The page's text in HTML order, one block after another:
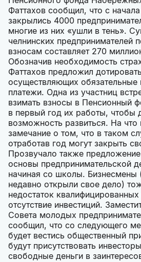
Фаттахов сообщил, что с
закрылись 4000
многие из них «ушли в тень».
челнинских предпринимателей
взносам составляет 270
Обозначив необходимость
Фаттахов предложил
осуществляющих обязательные
платежи. Одна из участниц
взимать взносы в Пенсионный
в первый год их работы, чтобы
возможность развиться. На что
замечание о том, что в таком
отработав год могут закрыть
Прозвучало также
основы предпринимательской
начиная со школы. Бизнесмены
недавно открыли свое дело)
недостаток
отсутствие инвестиций.
Совета молодых
сообщил, что со следующего
будет вестись общественный
будут присутствовать
свободные деньги в